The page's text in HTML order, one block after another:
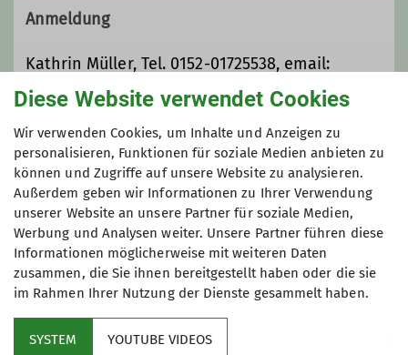
0152-[]01725538
muellerkc[@]googlemail. com
Qualifikationen
Wanderleiter*in
Trainer*in C Bergwandern
Anmeldung
Kathrin Müller, Tel. 0152-01725538, email:
muellerkc@googlemail.com
Preis
5,00 Euro zzgl. eigene Fahrtkosten
Maximale Teilnehmeranzahl
8
Diese Website verwendet Cookies
Wir verwenden Cookies, um Inhalte und Anzeigen zu
personalisieren, Funktionen für soziale Medien anbieten zu
können und Zugriffe auf unsere Website zu analysieren.
Außerdem geben wir Informationen zu Ihrer Verwendung
unserer Website an unsere Partner für soziale Medien,
Werbung und Analysen weiter. Unsere Partner führen diese
Informationen möglicherweise mit weiteren Daten
zusammen, die Sie ihnen bereitgestellt haben oder die sie
im Rahmen Ihrer Nutzung der Dienste gesammelt haben.
SYSTEM YOUTUBE VIDEOS